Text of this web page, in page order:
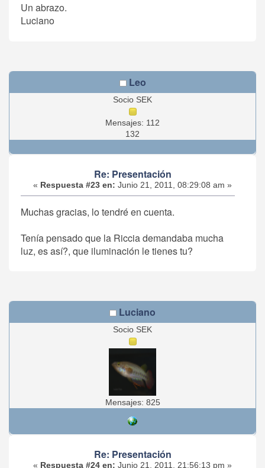
Un abrazo.
Luciano
Leo
Socio SEK
Mensajes: 112
132
Re: Presentación
« Respuesta #23 en: Junio 21, 2011, 08:29:08 am »
Muchas gracias, lo tendré en cuenta.
Tenía pensado que la Riccia demandaba mucha
luz, es así?, que iluminación le tienes tu?
Luciano
Socio SEK
Mensajes: 825
Re: Presentación
« Respuesta #24 en: Junio 21, 2011, 21:56:13 pm »